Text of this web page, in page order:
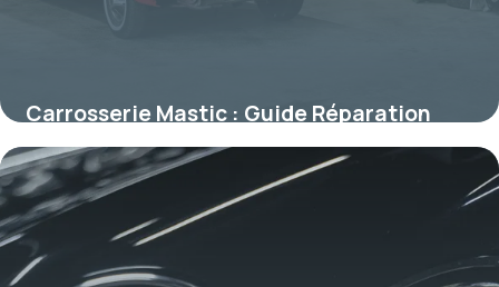
Carrosserie Mastic : Guide Réparation
2026
9 juillet 2026